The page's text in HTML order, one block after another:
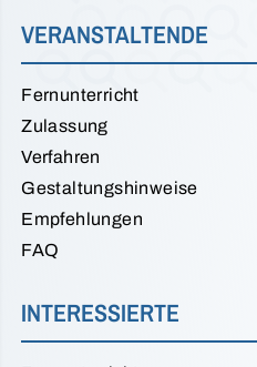
VERANSTALTENDE
Fernunterricht
Zulassung
Verfahren
Gestaltungshinweise
Empfehlungen
FAQ
INTERESSIERTE